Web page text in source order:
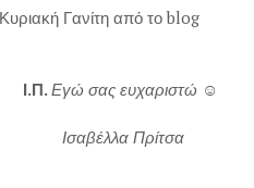
Γανίτη από το blog
Ι.Π.Εγώ σας ευχαριστώ ☺
Ισαβέλλα Πρίτσα